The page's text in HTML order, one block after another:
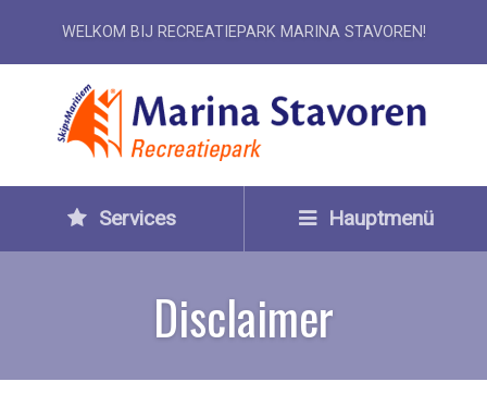
WELKOM BIJ RECREATIEPARK MARINA STAVOREN!
Services Hauptmenü
Disclaimer